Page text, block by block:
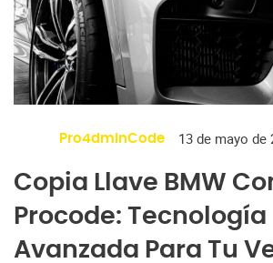
Pro4dminCode 13 de mayo de
Copia Llave BMW
Procode: Tecnología
Avanzada Para Tu